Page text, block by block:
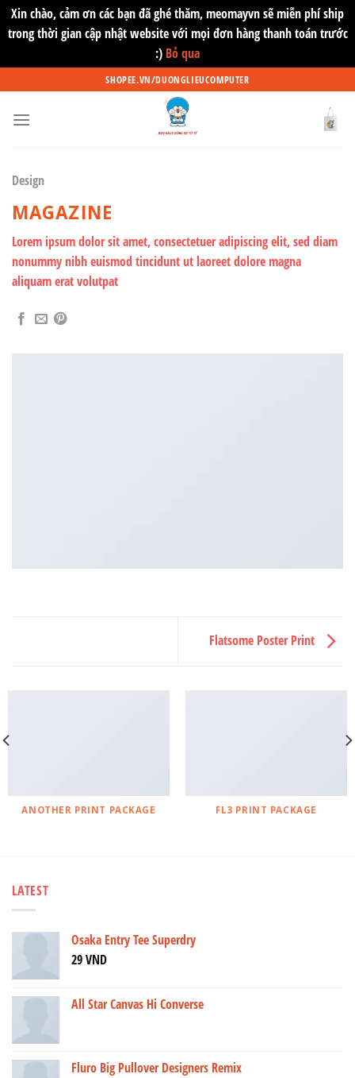
Xin chào, cảm ơn các bạn đã ghé thăm, meomayvn sẽ miễn phí ship
trong thời gian cập nhật website với mọi đơn hàng thanh toán trước
:) Bỏ qua
to
content
SHOPEE.VN/DUONGLIEUCOMPUTER
Design
MAGAZINE
Lorem ipsum dolor sit amet, consectetuer adipiscing elit, sed diam
nonummy nibh euismod tincidunt ut laoreet dolore magna
aliquam erat volutpat
Flatsome Poster Print
ANOTHER PRINT PACKAGE FL3 PRINT PACKAGE
LATEST
Osaka Entry Tee Superdry
29VND
All Star Canvas Hi Converse
Fluro Big Pullover Designers Remix